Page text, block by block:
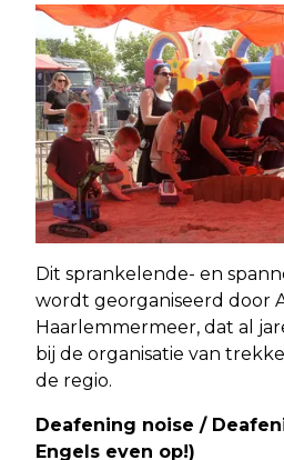
Dit sprankelende- en
wordt georganiseerd door
Haarlemmermeer, dat al
bij de organisatie van
de regio.
Deafening noise /
Engels even op!)